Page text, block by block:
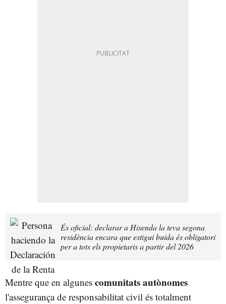
És oficial: declarar a Hisenda la teva segona
residència encara que estigui buida és obligatori
per a tots els propietaris a partir del 2026
Mentre que en algunes comunitats autònomes
l'assegurança de responsabilitat civil és totalment